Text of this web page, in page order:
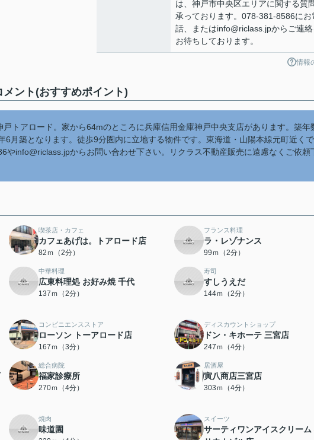
は、神戸市中央区エリアに関する質
承っております。078-381-8586にお
話、またはinfo@riclass.jpからご連
お待ちしております。
情報
ント(おすすめポイント)
トアロード。家から64mのところに兵庫信用金庫神戸中央支店があります。築年
6月築となります。徒歩9分圏内に立地する物件です。東海道・山陽本線元町近くで
やinfo@riclass.jpからお問い合わせ下さい。リクラス不動産販売に遠慮なくご依頼
喫茶店・カフェ
カフェあげは。トアロード店
82ｍ（2分）
フランス料理
ラ・レゾナンス
99ｍ（2分）
中華料理
広東料理処 お好み焼 千代
137ｍ（2分）
寿司
すしうえだ
144ｍ（2分）
コンビニエンスストア
ローソン トーアロード店
167ｍ（3分）
ディスカウントショップ
ドン・キホーテ 三宮店
247ｍ（4分）
総合病院
福家診療所
270ｍ（4分）
居酒屋
寅八商店三宮店
303ｍ（4分）
焼肉
味道園
スイーツ
サーティワンアイスクリーム